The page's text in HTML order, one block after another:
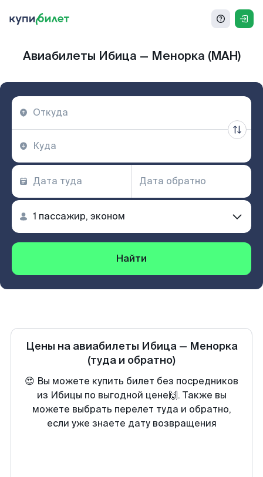
Авиабилеты Ибица — Менорка (MAH)
Найти
Цены на авиабилеты Ибица— Менорка
(туда и обратно)
😍 Вы можете купить билет без посредников
из Ибицы по выгодной цене🙌. Также вы
можете выбрать перелет туда и обратно,
если уже знаете дату возвращения